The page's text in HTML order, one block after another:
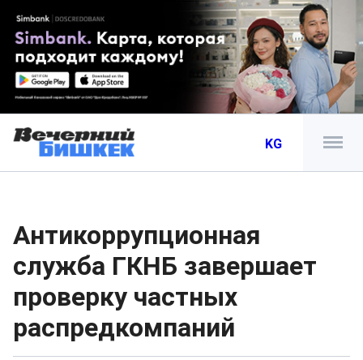
KG
Антикоррупционная
служба ГКНБ завершает
проверку частных
распредкомпаний